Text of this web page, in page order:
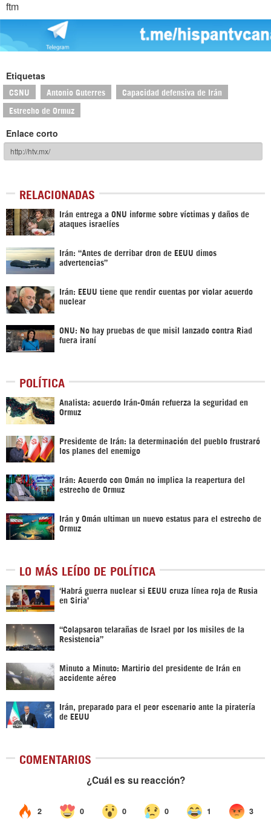
ftm
Etiquetas
CSNU Antonio Guterres Capacidad defensiva de Irán
Estrecho de Ormuz
Enlace corto
RELACIONADAS
Irán entrega a ONU informe sobre víctimas y daños de
ataques israelíes
Irán: “Antes de derribar dron de EEUU dimos
advertencias”
Irán: EEUU tiene que rendir cuentas por violar acuerdo
nuclear
ONU: No hay pruebas de que misil lanzado contra Riad
fuera iraní
POLÍTICA
Analista: acuerdo Irán-Omán refuerza la seguridad en
Ormuz
Presidente de Irán: la determinación del pueblo frustraró
los planes del enemigo
Irán: Acuerdo con Omán no implica la reapertura del
estrecho de Ormuz
Irán y Omán ultiman un nuevo estatus para el estrecho de
Ormuz
LO MÁS LEÍDO DE POLÍTICA
‎‘Habrá guerra nuclear si EEUU cruza línea roja de Rusia
en Siria’‎
“Colapsaron telarañas de Israel por los misiles de la
Resistencia”
Minuto a Minuto: Martirio del presidente de Irán en
accidente aéreo
Irán, preparado para el peor escenario ante la piratería
de EEUU
COMENTARIOS